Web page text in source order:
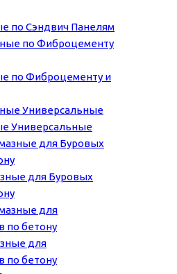
по Сэндвич Панелям
по Фиброцементу и
Универсальные
для Буровых
для
по бетону